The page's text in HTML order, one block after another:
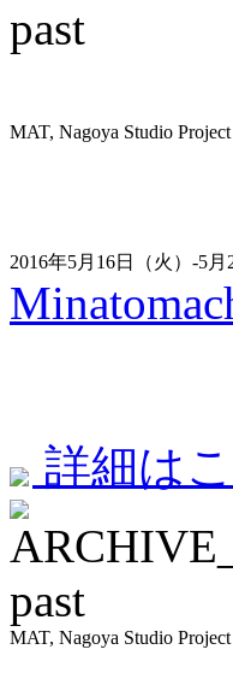
past
MAT, Nagoya Studio
2016年5月16日（火）-5月
詳細は
past
MAT, Nagoya Studio